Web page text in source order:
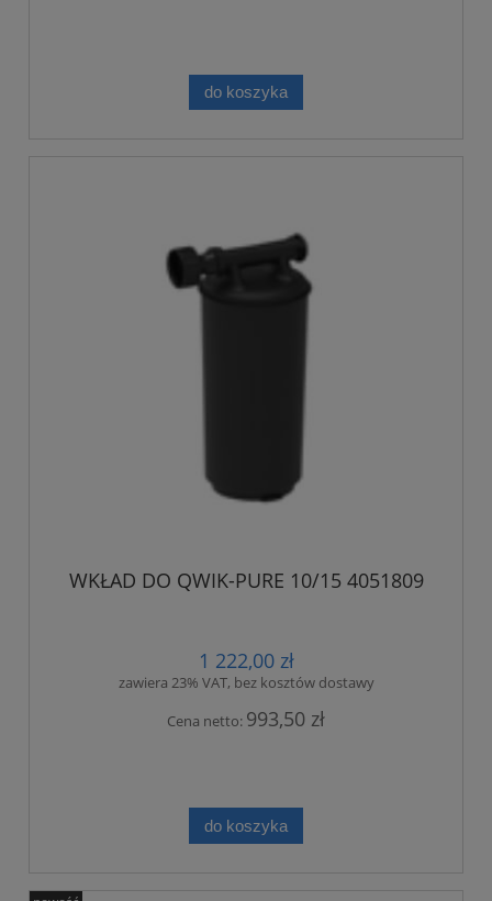
do koszyka
WKŁAD DO QWIK-PURE 10/15 4051809
1 222,00 zł
zawiera 23% VAT, bez kosztów dostawy
Cena netto: 993,50 zł
do koszyka